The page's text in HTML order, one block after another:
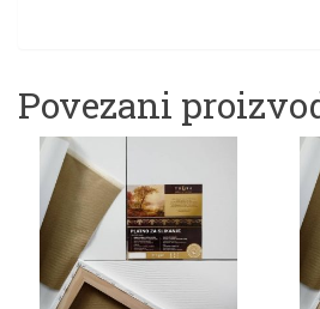
Povezani